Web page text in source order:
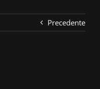
Precedente